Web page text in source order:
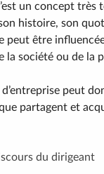
un concept très
histoire, son
peut être
la société ou de la
peut
partagent et
du dirigeant